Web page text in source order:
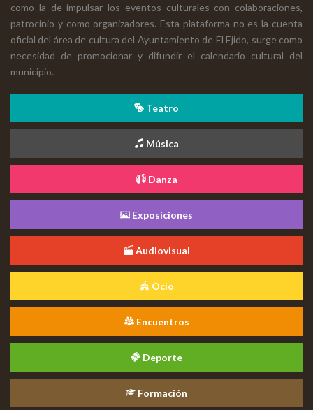
como la de impulsar los eventos culturales con colaboraciones,
patrocinio y como organizadores. Esta plataforma no es la cuenta
oficial del área de cultura del Ayuntamiento de El Ejido, surge como
necesidad de promocionar y difundir el calendario cultural del
municipio.
Teatro
Música
Danza
Exposiciones
Audiovisual
Ocio
Encuentros
Deporte
Formación